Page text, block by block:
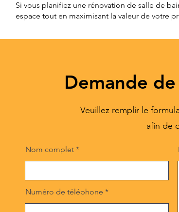
Si vous planifiez une rénovation de salle de
espace tout en maximisant la valeur de votre
Demande de
Veuillez remplir le
afin de
Nom complet
Numéro de téléphone